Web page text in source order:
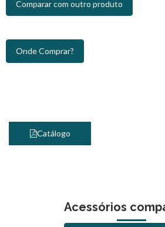
Comparar com outro produto
Onde Comprar?
Catálogo
Acessórios